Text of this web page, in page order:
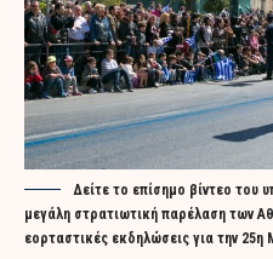
Δείτε το επίσημο βίντεο του
μεγάλη στρατιωτική παρέλαση των
εορταστικές εκδηλώσεις για την 25η